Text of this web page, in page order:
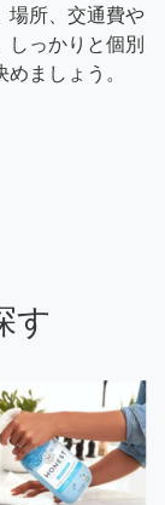
場所、交通費や
っかりと個別
ましょう。
す